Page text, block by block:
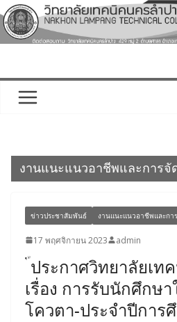
Skip
to
content
งานแนะแนวอาชีพและการจั
ข่าวประชาสัมพันธ์ งานแนะแนวอาชีพและกา
17 พฤศจิกายน 2023 admin
ประกาศวิทยาลัยเท
เรื่อง การรับนักศึกษ
โควตา-ประจำปีการ